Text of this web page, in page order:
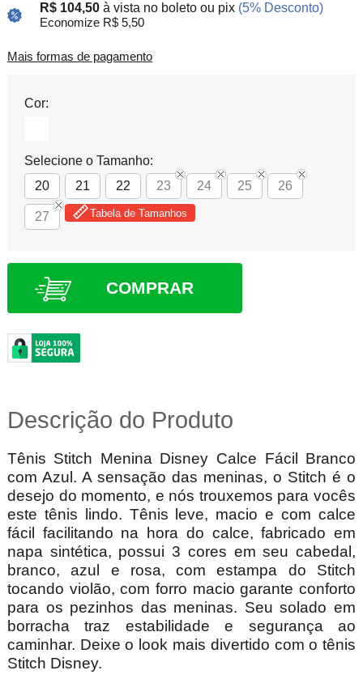
R$ 104,50 à vista no boleto ou pix (5% Desconto)
Economize R$ 5,50
Mais formas de pagamento
Cor:
Selecione o Tamanho:
20
21 22 23 24 25 26
27 Tabela de Tamanhos
COMPRAR
Descrição do Produto
Tênis Stitch Menina Disney Calce Fácil Branco
com Azul. A sensação das meninas, o Stitch é o
desejo do momento, e nós trouxemos para vocês
este tênis lindo. Tênis leve, macio e com calce
fácil facilitando na hora do calce, fabricado em
napa sintética, possui 3 cores em seu cabedal,
branco, azul e rosa, com estampa do Stitch
tocando violão, com forro macio garante conforto
para os pezinhos das meninas. Seu solado em
borracha traz estabilidade e segurança ao
caminhar. Deixe o look mais divertido com o tênis
Stitch Disney.